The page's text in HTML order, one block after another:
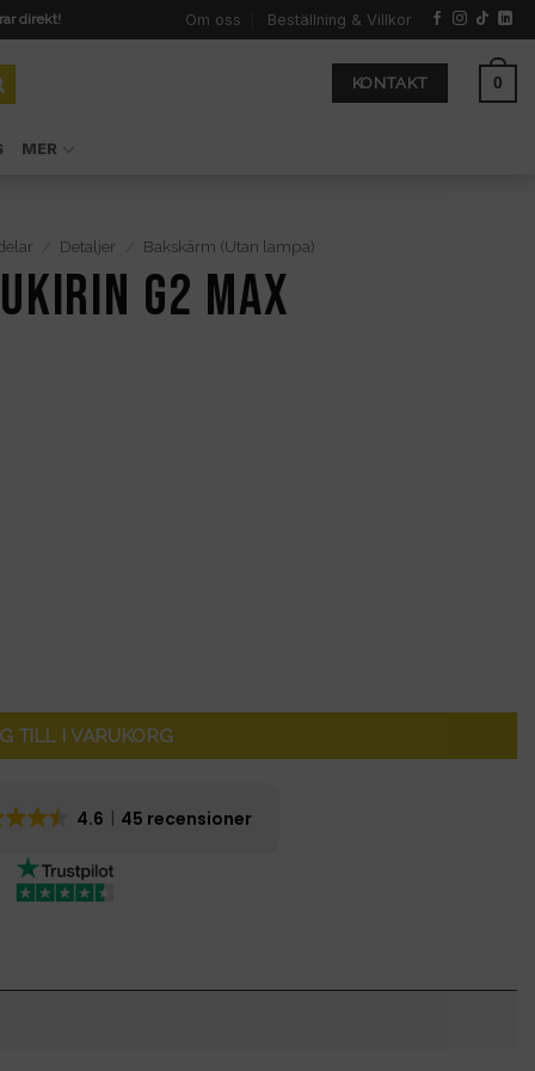
direkt! Om oss Beställning & Villkor
KONTAKT 0
MER
Detaljer Bakskärm (Utan lampa)
G2 Max
TILL I VARUKORG
4.6 45 recensioner